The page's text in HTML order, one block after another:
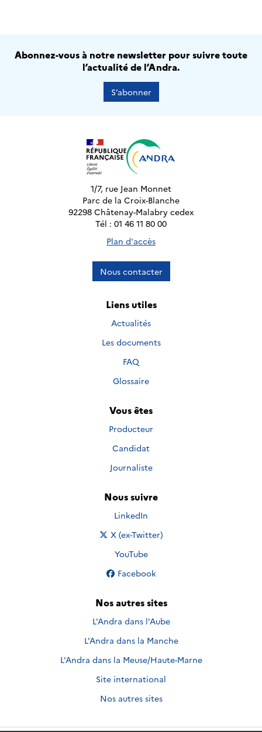
Abonnez-vous à notre newsletter pour suivre toute
l’actualité de l’Andra.
S’abonner
1/7, rue Jean Monnet
Parc de la Croix-Blanche
92298 Châtenay-Malabry cedex
Tél : 01 46 11 80 00
Plan d'accès
Nous contacter
Liens utiles
Actualités
Les documents
FAQ
Glossaire
Vous êtes
Producteur
Candidat
Journaliste
Nous suivre
Nous suivre sur
LinkedIn
Nous suivre sur
X (ex-Twitter)
Nous suivre sur
YouTube
Nous suivre sur
Facebook
Nos autres sites
L'Andra dans l'Aube
L'Andra dans la Manche
L'Andra dans la Meuse/Haute-Marne
Site international
Nos autres sites